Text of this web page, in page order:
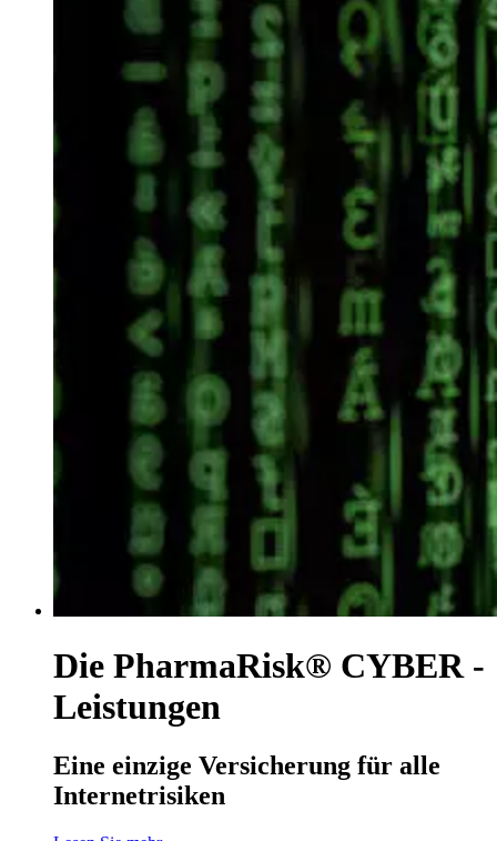
Die PharmaRisk® CYBER -
Leistungen
Eine einzige Versicherung für alle
Internetrisiken